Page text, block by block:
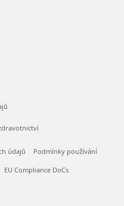
údajů Podmínky používání
EU Compliance DoCs